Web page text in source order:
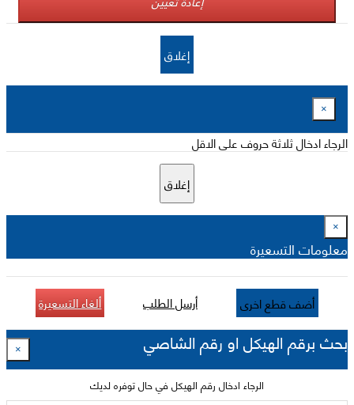
إغلاق
×
الرجاء ادخال ثلاثة حروف على الاقل
إغلاق
×
معلومات التسعيرة
أضف قطع اخرى أرسل الطلب ألغاء التسعيرة
بحث برقم الهيكل او رقم الشاصي ×
الرجاء ادخال رقم الهيكل في حال توفره لديك